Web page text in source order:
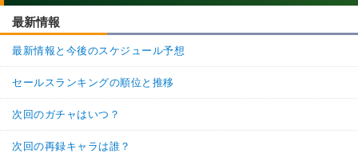
最新情報
最新情報と今後のスケジュール予想
セールスランキングの順位と推移
次回のガチャはいつ？
次回の再録キャラは誰？